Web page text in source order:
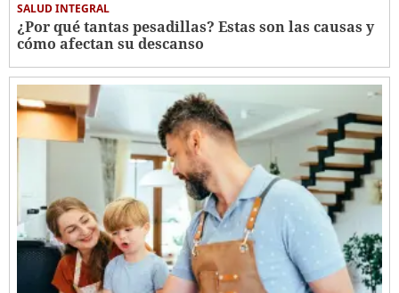
SALUD INTEGRAL
¿Por qué tantas pesadillas? Estas son las causas y
cómo afectan su descanso